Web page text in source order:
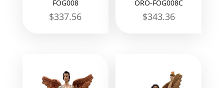
FOG008
$337.56
ORO-FOG008C
$343.36